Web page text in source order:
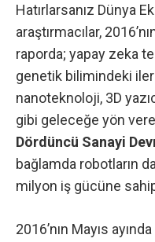
Hatırlarsanız Dünya
araştırmacılar,
raporda; yapay zeka
genetik bilimindeki
nanoteknoloji, 3D
gibi geleceğe yön
Dördüncü Sanayi
bağlamda robotların
milyon iş gücüne sahip
2016’nın Mayıs